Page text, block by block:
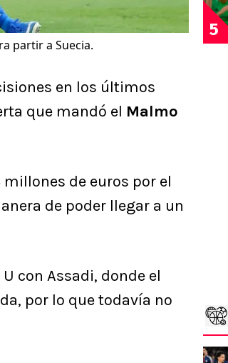
partir a Suecia.
en los últimos
que mandó el Malmo
de euros por el
de poder llegar a un
con Assadi, donde el
por lo que todavía no
5